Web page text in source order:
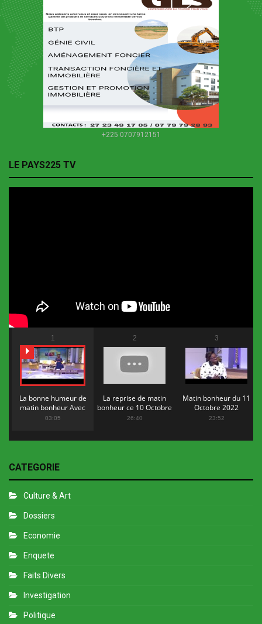
+225 0707912151
LE PAYS225 TV
1
La bonne humeur de
matin bonheur Avec
Flopy Mendosa
03:05
2
La reprise de matin
bonheur ce 10 Octobre
2022
26:40
3
Matin bonheur du 11
Octobre 2022
23:52
CATEGORIE
Culture & Art
Dossiers
Economie
Enquete
Faits Divers
Investigation
Politique